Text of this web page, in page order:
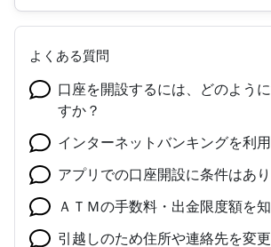
よくある質問
口座を開設するには、どのよう
すか？
インターネットバンキングを利
アプリでの口座開設に条件はあ
ＡＴＭの手数料・出金限度額を
引越しのため住所や連絡先を変